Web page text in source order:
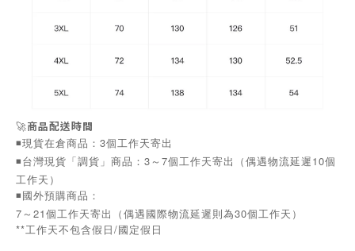
🚀商品配送時間
◾️現貨在倉商品：3個工作天寄出
◾️台灣現貨「調貨」商品：3～7個工作天寄出（偶遇物流延遲10個
工作天）
◾️國外預購商品：
7～21個工作天寄出（偶遇國際物流延遲則為30個工作天）
**工作天不包含假日/國定假日